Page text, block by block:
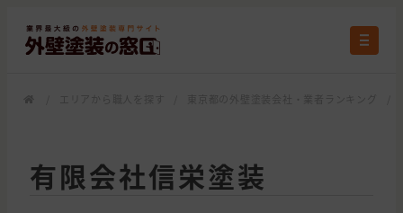
有限会社信栄塗装